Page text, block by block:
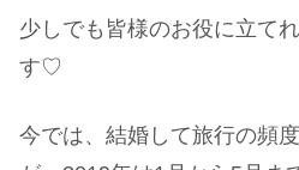
少しでも皆様のお役に立て
す♡
今では、結婚して旅行の頻